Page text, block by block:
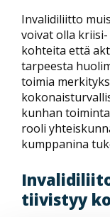
Invalidiliitto
voivat olla
kohteita että
tarpeesta
toimia
kunhan
rooli
kumppanina
tiivistyy